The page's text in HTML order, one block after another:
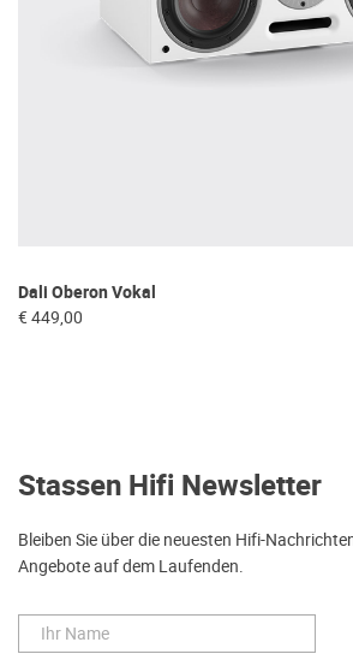
Dali Oberon Vokal
€ 449,00
Stassen Hifi Newsletter
Bleiben Sie über die neuesten Hifi-
Angebote auf dem Laufenden.